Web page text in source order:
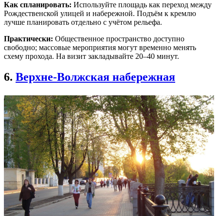
Как спланировать: Используйте площадь как переход между
Рождественской улицей и набережной. Подъём к кремлю
лучше планировать отдельно с учётом рельефа.
Практически: Общественное пространство доступно
свободно; массовые мероприятия могут временно менять
схему прохода. На визит закладывайте 20–40 минут.
6. Верхне-Волжская набережная